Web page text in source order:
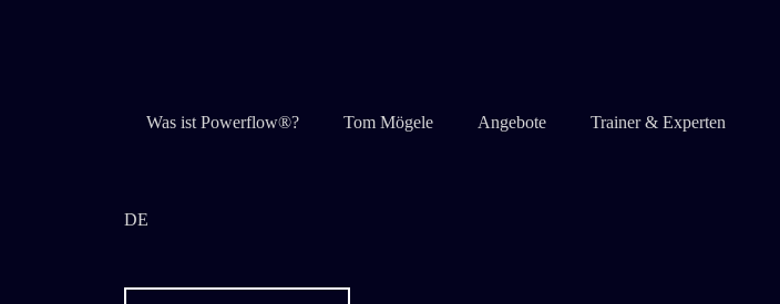
Was ist Powerflow®? Tom Mögele Angebote Trainer & Experten
DE